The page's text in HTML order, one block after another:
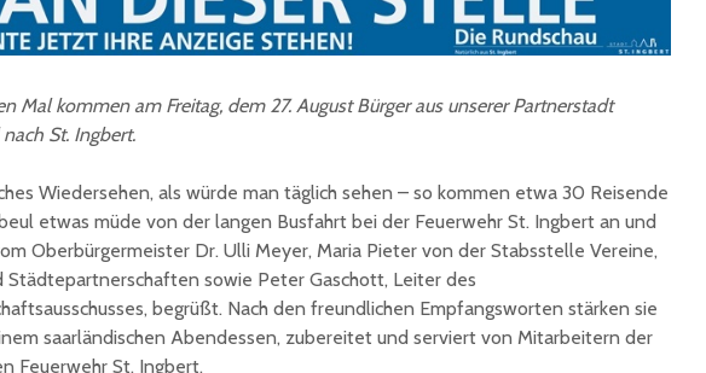
Mal kommen am Freitag, dem 27. August Bürger aus unserer Partnerstadt
St. Ingbert.
Wiedersehen, als würde man täglich sehen – so kommen etwa 30 Reisende
etwas müde von der langen Busfahrt bei der Feuerwehr St. Ingbert an und
Oberbürgermeister Dr. Ulli Meyer, Maria Pieter von der Stabsstelle Vereine,
Städtepartnerschaften sowie Peter Gaschott, Leiter des
begrüßt. Nach den freundlichen Empfangsworten stärken sie
saarländischen Abendessen, zubereitet und serviert von Mitarbeitern der
Feuerwehr St. Ingbert.
Historische
Stadt St. Ingbert
übergeben
Total Normal
expandiert in St.
Ingbert: Mietvertrag
für ehemaliges H&M-
Schulen
fordert